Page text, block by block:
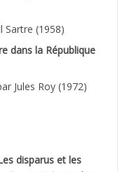
Sartre (1958)
dans la République
Jules Roy (1972)
disparus et les